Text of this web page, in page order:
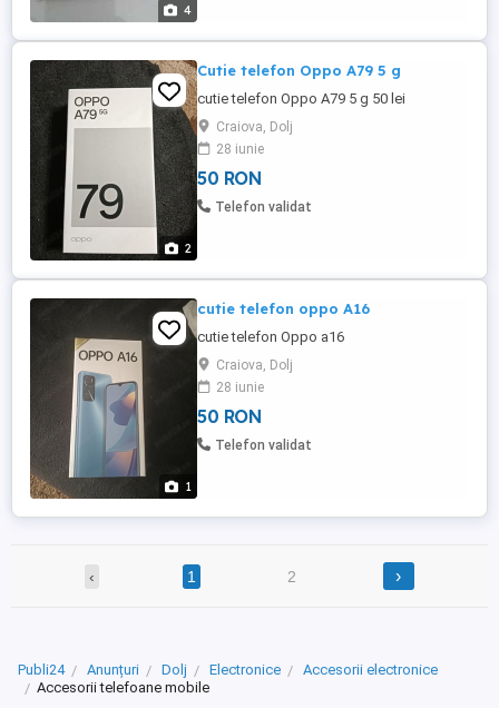
4
2
Cutie telefon Oppo A79 5 g
cutie telefon Oppo A79 5 g 50 lei
Craiova, Dolj
28 iunie
50 RON
Telefon validat
1
cutie telefon oppo A16
cutie telefon Oppo a16
Craiova, Dolj
28 iunie
50 RON
Telefon validat
‹ 1 2 ›
Publi24 Anunțuri Dolj Electronice
Accesorii electronice
Accesorii telefoane mobile